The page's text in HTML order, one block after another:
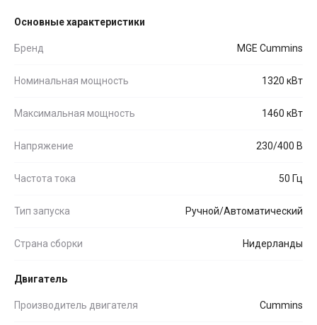
Основные характеристики
Бренд MGE Cummins
Номинальная мощность 1320 кВт
Максимальная мощность 1460 кВт
Напряжение 230/400 В
Частота тока 50 Гц
Тип запуска Ручной/Автоматический
Страна сборки Нидерланды
Двигатель
Производитель двигателя Cummins